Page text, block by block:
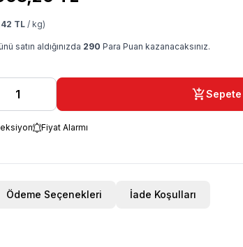
TL/ kg)
satın aldığınızda 290 Para Puan kazanacaksınız.
Sepete
Fiyat Alarmı
Ödeme Seçenekleri İade Koşulları